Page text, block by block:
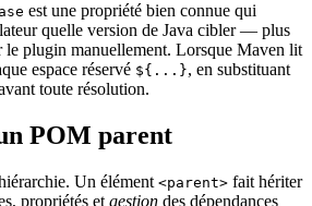
est une propriété bien connue qui
quelle version de Java cibler — plus
le plugin manuellement. Lorsque Maven lit
espace réservé ${...}, en substituant
toute résolution.
POM parent
Un élément <parent> fait hériter
propriétés et gestion des dépendances